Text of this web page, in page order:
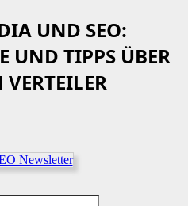
UND SEO:
UND TIPPS ÜBER
VERTEILER